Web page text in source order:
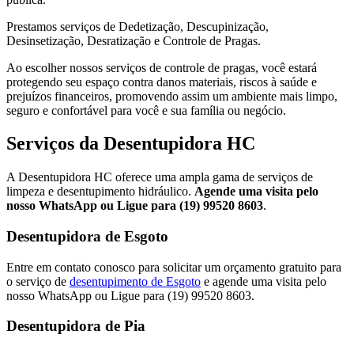
Prestamos serviços de Dedetização, Descupinização,
Desinsetização, Desratização e Controle de Pragas.
Ao escolher nossos serviços de controle de pragas, você estará
protegendo seu espaço contra danos materiais, riscos à saúde e
prejuízos financeiros, promovendo assim um ambiente mais limpo,
seguro e confortável para você e sua família ou negócio.
Serviços da Desentupidora HC
A Desentupidora HC oferece uma ampla gama de serviços de
limpeza e desentupimento hidráulico. Agende uma visita pelo
nosso WhatsApp ou Ligue para (19) 99520 8603.
Desentupidora de Esgoto
Entre em contato conosco para solicitar um orçamento gratuito para
o serviço de desentupimento de Esgoto e agende uma visita pelo
nosso WhatsApp ou Ligue para (19) 99520 8603.
Desentupidora de Pia